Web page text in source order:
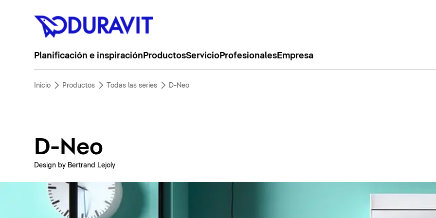
Planificación e inspiración ProductosServicioProfesionalesEmpresa
Inicio Productos Todas las series D-Neo
D-Neo
Design by Bertrand Lejoly